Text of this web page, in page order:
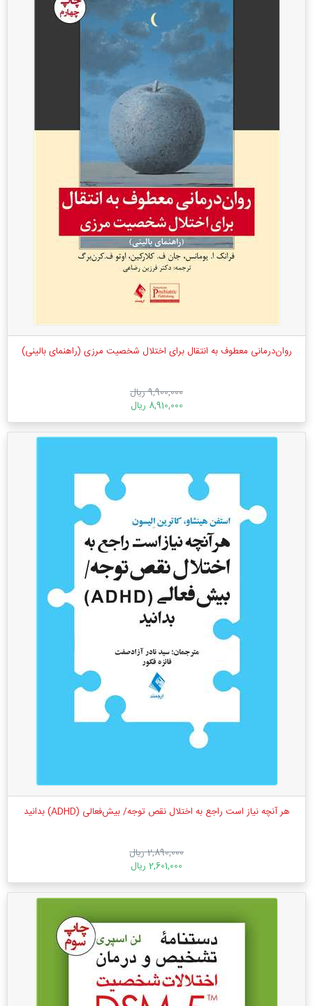
روان‌درمانی معطوف به انتقال برای اختلال شخصیت مرزی (راهنمای بالینی)
9,900,000 ریال
8,910,000 ریال
هر آنچه نیاز است راجع به اختلال نقص توجه/ بیش‌فعالی (‏ADHD‏)‏ بدانید
2,890,000 ریال
2,601,000 ریال